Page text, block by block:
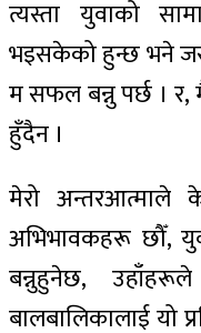
त्यस्ता युवाको
भइसकेको हुन्छ भने
म सफल बन्नु पर्छ ।
हुँदैन ।
मेरो अन्तरआत्माले
अभिभावकहरू छौँ,
बन्नुहुनेछ,
बालबालिकालाई यो